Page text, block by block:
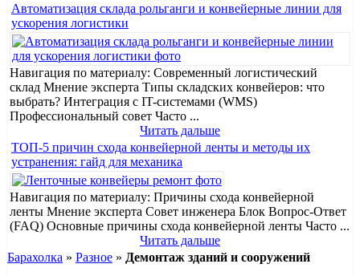
Автоматизация склада рольганги и конвейерные линии для
ускорения логистики
Навигация по материалу: Современный логистический
склад Мнение эксперта Типы складских конвейеров: что
выбрать? Интеграция с IT-системами (WMS)
Профессиональный совет Часто ...
Читать дальше
ТОП-5 причин схода конвейерной ленты и методы их
устранения: гайд для механика
Навигация по материалу: Причины схода конвейерной
ленты Мнение эксперта Совет инженера Блок Вопрос-Ответ
(FAQ) Основные причины схода конвейерной ленты Часто ...
Читать дальше
Барахолка » Разное » Демонтаж зданий и сооружений